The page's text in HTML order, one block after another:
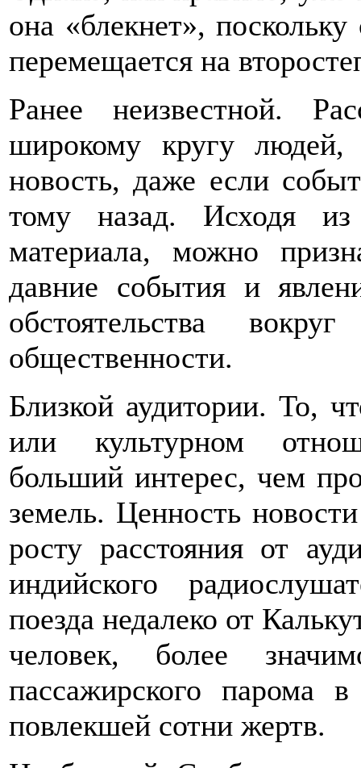
она «блекнет»,
перемещается на
Ранее неизвестной.
широкому кругу людей,
новость, даже если
тому назад. Исходя
материала, можно
давние события и
обстоятельства
общественности.
Близкой аудитории. То,
или культурном
больший интерес, чем
земель. Ценность
росту расстояния от
индийского
поезда недалеко от
человек, более
пассажирского парома
повлекшей сотни жертв.